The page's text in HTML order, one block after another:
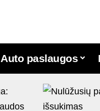
Auto paslaugos